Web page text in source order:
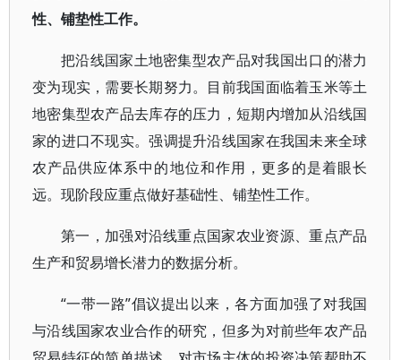
性、铺垫性工作。
把沿线国家土地密集型农产品对我国出口的潜力
变为现实，需要长期努力。目前我国面临着玉米等土
地密集型农产品去库存的压力，短期内增加从沿线国
家的进口不现实。强调提升沿线国家在我国未来全球
农产品供应体系中的地位和作用，更多的是着眼长
远。现阶段应重点做好基础性、铺垫性工作。
第一，加强对沿线重点国家农业资源、重点产品
生产和贸易增长潜力的数据分析。
“一带一路”倡议提出以来，各方面加强了对我国
与沿线国家农业合作的研究，但多为对前些年农产品